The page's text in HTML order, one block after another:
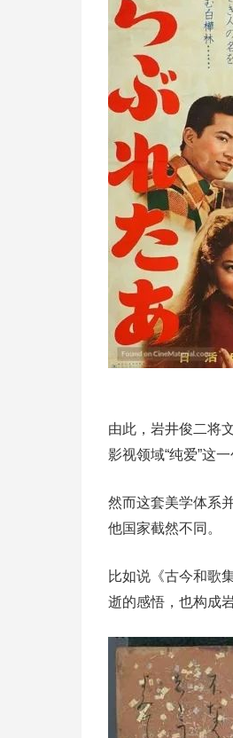
由此，岩井俊二将
影视领域“纯爱”这
然而这套美学体系
他国家截然不同。
比如说《古今和歌
逝的感悟，也构成